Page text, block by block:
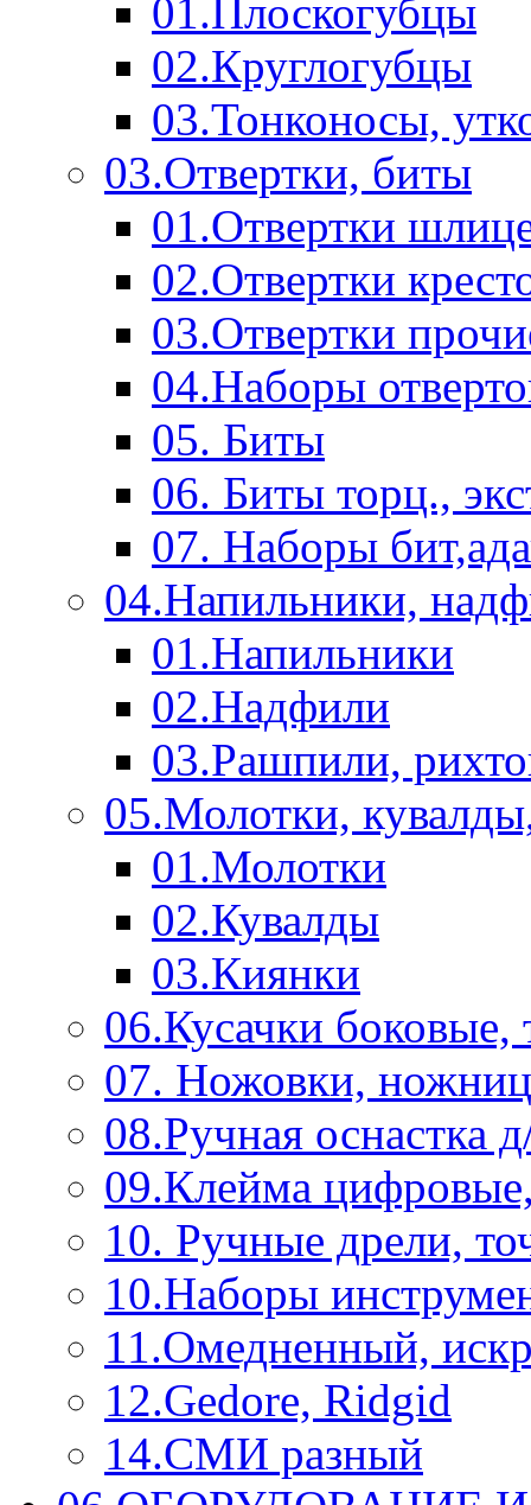
01.Плоскогубцы
02.Круглогубцы
03.Тонконосы,
03.Отвертки, биты
01.Отвертки
02.Отвертки
03.Отвертки
04.Наборы
05. Биты
06. Биты торц.,
07. Наборы
04.Напильники,
01.Напильники
02.Надфили
03.Рашпили,
05.Молотки,
01.Молотки
02.Кувалды
03.Киянки
06.Кусачки боковые,
07. Ножовки,
08.Ручная оснастка
09.Клейма
10. Ручные дрели,
10.Наборы
11.Омедненный,
12.Gedore, Ridgid
14.СМИ разный